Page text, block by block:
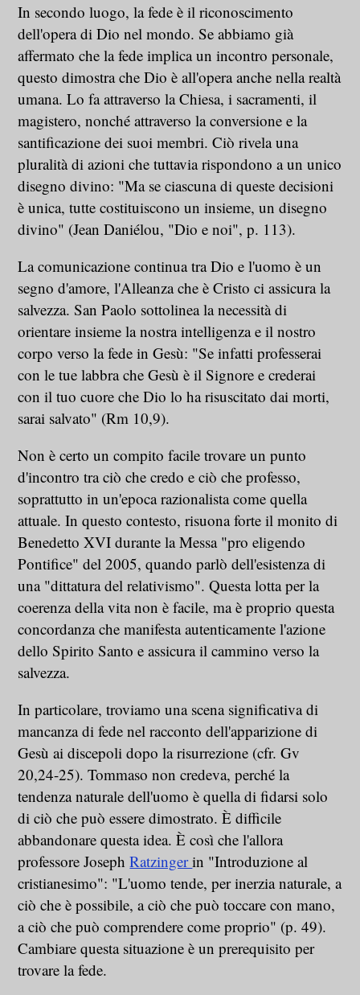
In secondo luogo, la fede è il riconoscimento
dell'opera di Dio nel mondo. Se abbiamo già
affermato che la fede implica un incontro personale,
questo dimostra che Dio è all'opera anche nella realtà
umana. Lo fa attraverso la Chiesa, i sacramenti, il
magistero, nonché attraverso la conversione e la
santificazione dei suoi membri. Ciò rivela una
pluralità di azioni che tuttavia rispondono a un unico
disegno divino: "Ma se ciascuna di queste decisioni
è unica, tutte costituiscono un insieme, un disegno
divino" (Jean Daniélou, "Dio e noi", p. 113).
La comunicazione continua tra Dio e l'uomo è un
segno d'amore, l'Alleanza che è Cristo ci assicura la
salvezza. San Paolo sottolinea la necessità di
orientare insieme la nostra intelligenza e il nostro
corpo verso la fede in Gesù: "Se infatti professerai
con le tue labbra che Gesù è il Signore e crederai
con il tuo cuore che Dio lo ha risuscitato dai morti,
sarai salvato" (Rm 10,9).
Non è certo un compito facile trovare un punto
d'incontro tra ciò che credo e ciò che professo,
soprattutto in un'epoca razionalista come quella
attuale. In questo contesto, risuona forte il monito di
Benedetto XVI durante la Messa "pro eligendo
Pontifice" del 2005, quando parlò dell'esistenza di
una "dittatura del relativismo". Questa lotta per la
coerenza della vita non è facile, ma è proprio questa
concordanza che manifesta autenticamente l'azione
dello Spirito Santo e assicura il cammino verso la
salvezza.
In particolare, troviamo una scena significativa di
mancanza di fede nel racconto dell'apparizione di
Gesù ai discepoli dopo la risurrezione (cfr. Gv
20,24-25). Tommaso non credeva, perché la
tendenza naturale dell'uomo è quella di fidarsi solo
di ciò che può essere dimostrato. È difficile
abbandonare questa idea. È così che l'allora
professore JosephRatzingerin "Introduzione al
cristianesimo": "L'uomo tende, per inerzia naturale, a
ciò che è possibile, a ciò che può toccare con mano,
a ciò che può comprendere come proprio" (p. 49).
Cambiare questa situazione è un prerequisito per
trovare la fede.